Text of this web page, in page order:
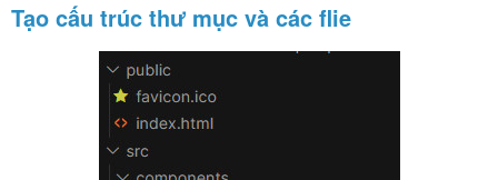
Tạo cấu trúc thư mục và các flie